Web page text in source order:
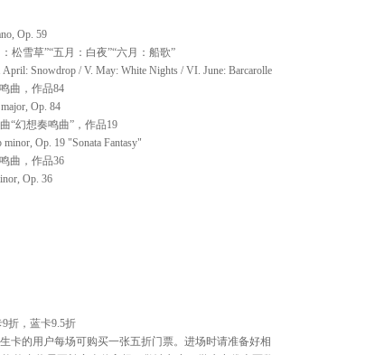
Op. 59
松雪草”“五月：白夜”“六月：船歌”
April: Snowdrop / V. May: White Nights / VI. June: Barcarolle
曲，作品84
Op. 84
“幻想奏鸣曲”，作品19
Op. 19 "Sonata Fantasy"
曲，作品36
Op. 36
折，蓝卡9.5折
卡的用户每场可购买一张五折门票。进场时请准备好相